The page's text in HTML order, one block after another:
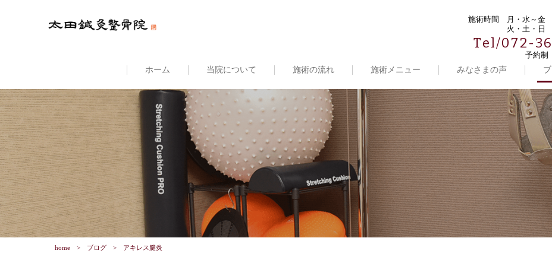
施術時間
月・水～金
火・土・日
Tel/072-
予約制
ホーム 当院について 施術の流れ 施術メニュー みなさまの声
home ブログ アキレス腱炎